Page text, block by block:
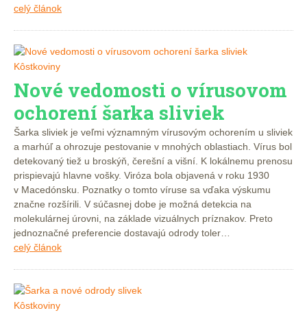
celý článok
Kôstkoviny
Nové vedomosti o vírusovom
ochorení šarka sliviek
Šarka sliviek je veľmi významným vírusovým ochorením u sliviek
a marhúľ a ohrozuje pestovanie v mnohých oblastiach. Vírus bol
detekovaný tiež u broskýň, čerešní a višní. K lokálnemu prenosu
prispievajú hlavne vošky. Viróza bola objavená v roku 1930
v Macedónsku. Poznatky o tomto víruse sa vďaka výskumu
značne rozšírili. V súčasnej dobe je možná detekcia na
molekulárnej úrovni, na základe vizuálnych príznakov. Preto
jednoznačné preferencie dostavajú odrody toler…
celý článok
Kôstkoviny